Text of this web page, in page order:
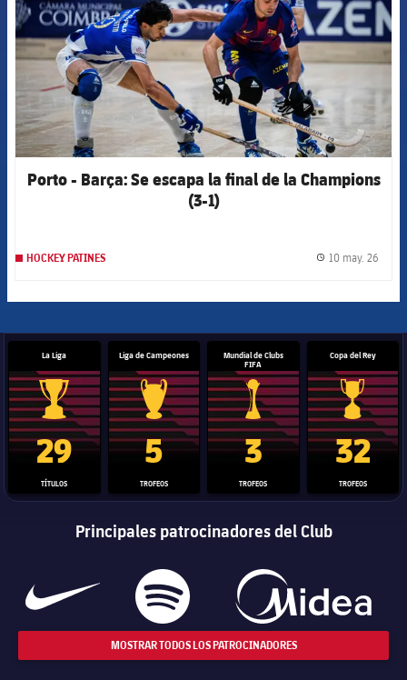
Porto - Barça: Se escapa la final de la Champions
(3-1)
HOCKEY PATINES 10 may. 26
La Liga
Trofeo de La Liga
29
TÍTULOS
Liga de Campeones
Trofeo de la Liga de Campeones
5
TROFEOS
Mundial de Clubs
FIFA
Trofeo del Mundial de
3
TROFEOS
Copa del Rey
Copa del
32
TROFEOS
Principales patrocinadores del Club
MOSTRAR TODOS LOS PATROCINADORES